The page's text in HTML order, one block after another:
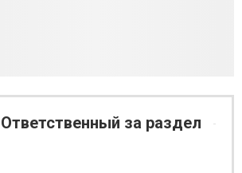
Ответственный за раздел